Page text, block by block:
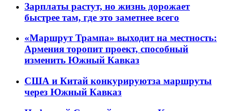
Зарплаты растут, но жизнь дорожает
быстрее там, где это заметнее всего
«Маршрут Трампа» выходит на местность:
Армения торопит проект, способный
изменить Южный Кавказ
США и Китай конкурируютза маршруты
через Южный Кавказ